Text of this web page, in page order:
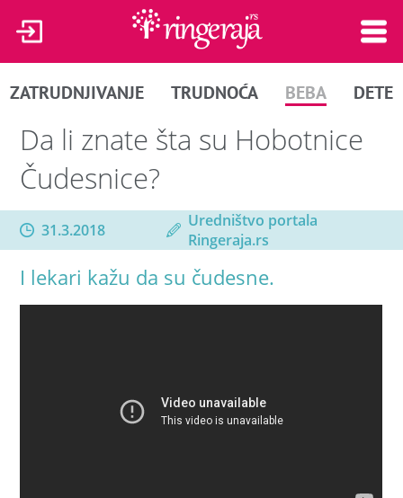
ZATRUDNJIVANJE TRUDNOĆA BEBA DETE
Da li znate šta su Hobotnice
Čudesnice?
31.3.2018
Uredništvo portala
Ringeraja.rs
I lekari kažu da su čudesne.